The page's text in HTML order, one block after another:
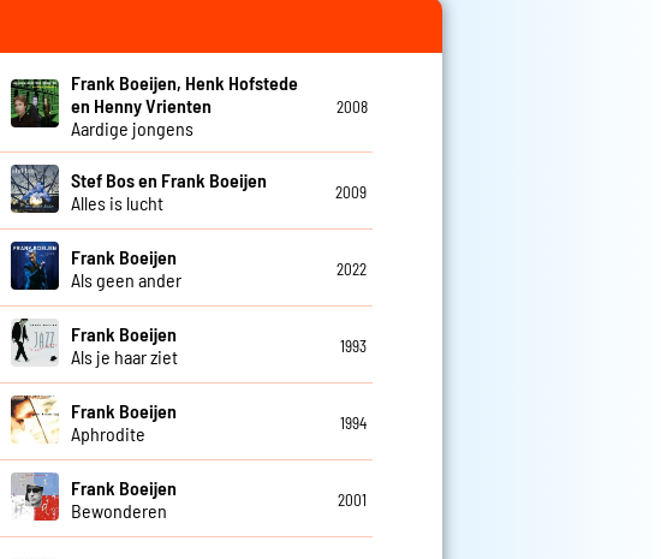
Frank Boeijen, Henk Hofstede
en Henny Vrienten
Aardige jongens
2008
Stef Bos en Frank Boeijen
Alles is lucht
2009
Frank Boeijen
Als geen ander
2022
Frank Boeijen
Als je haar ziet
1993
Frank Boeijen
Aphrodite
1994
Frank Boeijen
Bewonderen
2001